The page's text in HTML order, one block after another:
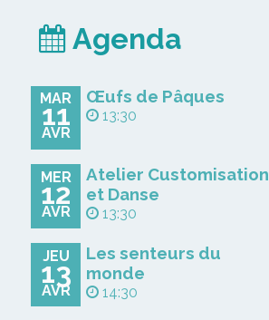
Agenda
MAR
11
AVR
Œufs de Pâques
13:30
MER
12
AVR
Atelier Customisation
et Danse
13:30
JEU
13
AVR
Les senteurs du
monde
14:30